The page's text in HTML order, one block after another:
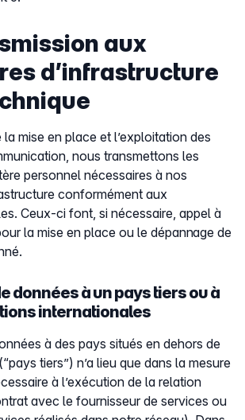
aux
d’infrastructure
mise en place et l’exploitation des
nous transmettons les
personnel nécessaires à nos
conformément aux
Ceux-ci font, si nécessaire, appel à
la mise en place ou le dépannage de
données à un pays tiers ou à
internationales
à des pays situés en dehors de
tiers”) n’a lieu que dans la mesure
à l’exécution de la relation
avec le fournisseur de services ou